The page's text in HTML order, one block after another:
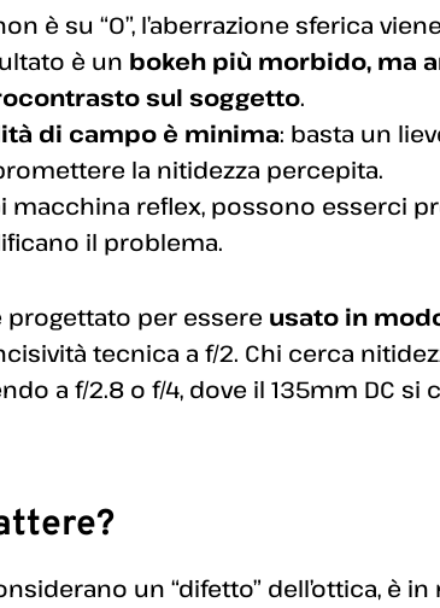
è su “0”, l’aberrazione sferica
è un bokeh più morbido, ma
sul soggetto.
di campo è minima: basta un
la nitidezza percepita.
macchina reflex, possono esserci
il problema.
progettato per essere usato in
tecnica a f/2. Chi cerca
a f/2.8 o f/4, dove il 135mm DC
un “difetto” dell’ottica, è in